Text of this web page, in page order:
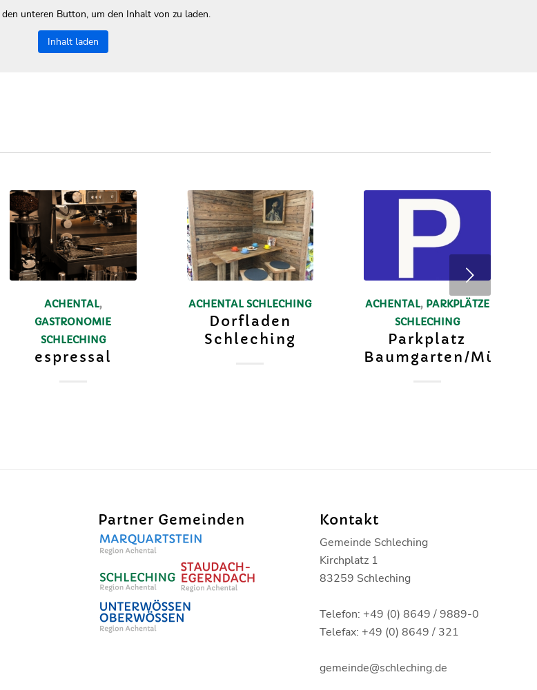
den unteren Button, um den Inhalt von zu laden.
Inhalt laden
ACHENTAL,
GASTRONOMIE
SCHLECHING
espressal
ACHENTAL SCHLECHING
Dorfladen
Schleching
ACHENTAL, PARKPLÄTZE
SCHLECHING
Parkplatz
Baumgarten/Mühlau
Weiter
Partner Gemeinden Kontakt
Gemeinde Schleching
Kirchplatz 1
83259 Schleching
Telefon: +49 (0) 8649 / 9889-0
Telefax: +49 (0) 8649 / 321
gemeinde@schleching.de